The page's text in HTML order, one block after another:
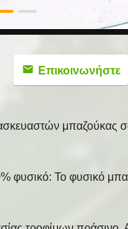
Επικοινωνήστε
μπαζούκας
Το φυσικό